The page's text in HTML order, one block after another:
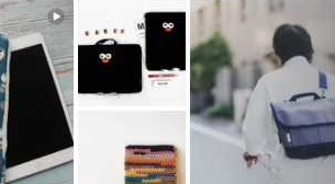
量輕力清潔，以保護袋子不會變形。
太空棉，不可搓揉和高溫烘乾。
筆輕力、慢慢輕擦，將表面髒污去除。